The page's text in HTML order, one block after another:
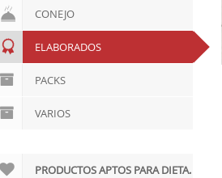
CONEJO
ELABORADOS
PACKS
VARIOS
PRODUCTOS APTOS PARA DIETA.